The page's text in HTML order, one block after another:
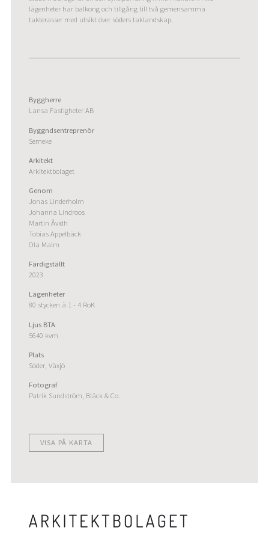
lägenheter har balkong och tillgång till två gemensamma
takterasser med utsikt över söders taklandskap.
Byggherre
Lansa Fastigheter AB
Byggndsentreprenör
Serneke
Arkitekt
Arkitektbolaget
Genom
Jonas Linderholm
Johanna Lindroos
Martin Åvidh
Tobias Appelbäck
Ola Malm
Färdigställt
2023
Lägenheter
80 stycken à 1 - 4 RoK
Ljus BTA
5640 kvm
Plats
Söder, Växjö
Fotograf
Patrik Sundström, Bläck & Co.
VISA PÅ KARTA